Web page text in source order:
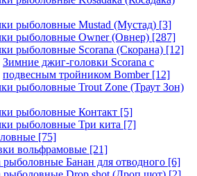
рыболовные Mustad (Мустад) [3]
рыболовные Owner (Овнер) [287]
рыболовные Scorana (Скорана) [12]
Зимние джиг-головки Scorana с
подвесным тройником Bomber[12]
рыболовные Trout Zone (Траут Зон)
рыболовные Контакт [5]
рыболовные Три кита [7]
[75]
вольфрамовые [21]
рыболовные Банан для отводного [6]